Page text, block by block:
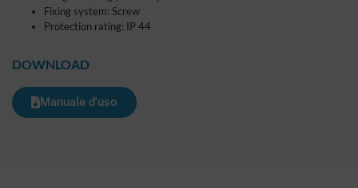
Fixing system: Screw
Protection rating: IP 44
DOWNLOAD
Manuale d'uso